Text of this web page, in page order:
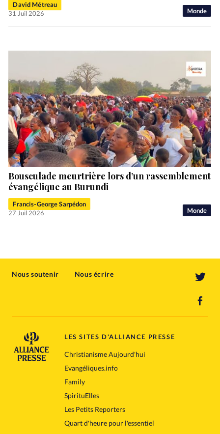
Monde
David Métreau
31 Juil 2026
Monde
Bousculade meurtrière lors d’un rassemblement
évangélique au Burundi
Francis-George Sarpédon
27 Juil 2026
Nous soutenir Nous écrire
LES SITES D'ALLIANCE PRESSE
Christianisme Aujourd'hui
Evangéliques.info
Family
SpirituElles
Les Petits Reporters
Quart d'heure pour l'essentiel